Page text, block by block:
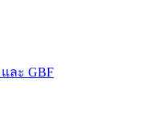
ละ GBF